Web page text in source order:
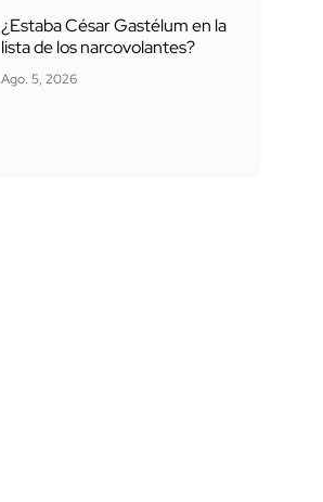
¿Estaba César Gastélum en la
lista de los narcovolantes?
Ago. 5, 2026